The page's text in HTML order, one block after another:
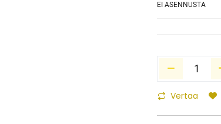
EI ASENNUSTA
Vertaa